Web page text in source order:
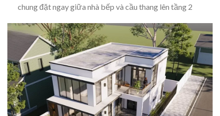
chung đặt ngay giữa nhà bếp và cầu thang lên tầng 2